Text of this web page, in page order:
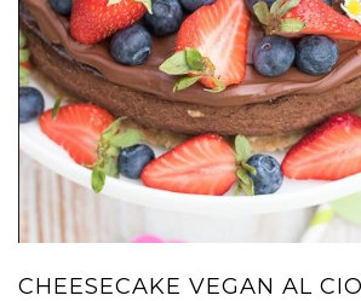
CHEESECAKE VEGAN AL